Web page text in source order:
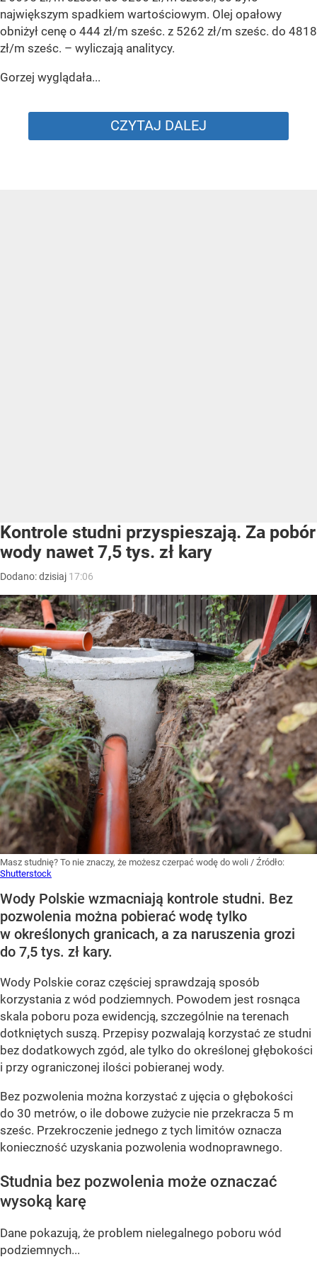
największym spadkiem wartościowym. Olej opałowy
obniżył cenę o 444 zł/m sześc. z 5262 zł/m sześc. do 4818
zł/m sześc. – wyliczają analitycy.
Gorzej wyglądała...
CZYTAJ DALEJ
Kontrole studni przyspieszają. Za pobór
wody nawet 7,5 tys. zł kary
Dodano:dzisiaj 17:06
Masz studnię? To nie znaczy, że możesz czerpać wodę do woli / Źródło:
Shutterstock
Wody Polskie wzmacniają kontrole studni. Bez
pozwolenia można pobierać wodę tylko
w określonych granicach, a za naruszenia grozi
do 7,5 tys. zł kary.
Wody Polskie coraz częściej sprawdzają sposób
korzystania z wód podziemnych. Powodem jest rosnąca
skala poboru poza ewidencją, szczególnie na terenach
dotkniętych suszą. Przepisy pozwalają korzystać ze studni
bez dodatkowych zgód, ale tylko do określonej głębokości
i przy ograniczonej ilości pobieranej wody.
Bez pozwolenia można korzystać z ujęcia o głębokości
do 30 metrów, o ile dobowe zużycie nie przekracza 5 m
sześc. Przekroczenie jednego z tych limitów oznacza
konieczność uzyskania pozwolenia wodnoprawnego.
Studnia bez pozwolenia może oznaczać
wysoką karę
Dane pokazują, że problem nielegalnego poboru wód
podziemnych...